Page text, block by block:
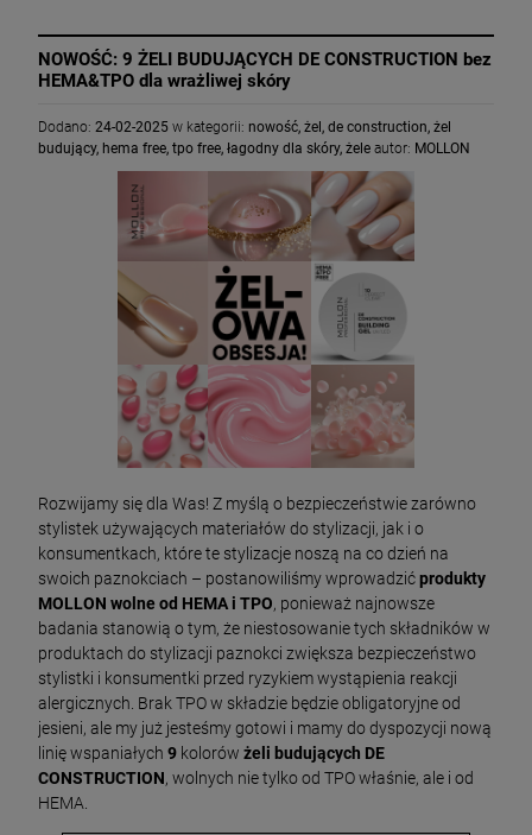
NOWOŚĆ: 9 ŻELI BUDUJĄCYCH DE CONSTRUCTION bez
HEMA&TPO dla wrażliwej skóry
Dodano: 24-02-2025 w kategorii: nowość, żel , de construction, żel
budujący, hema free, tpo free, łagodny dla skóry, żele autor: MOLLON
Rozwijamy się dla Was! Z myślą o bezpieczeństwie zarówno
stylistek używających materiałów do stylizacji, jak i o
konsumentkach, które te stylizacje noszą na co dzień na
swoich paznokciach – postanowiliśmy wprowadzićprodukty
MOLLON wolne od HEMA i TPO, ponieważ najnowsze
badania stanowią o tym, że niestosowanie tych składników w
produktach do stylizacji paznokci zwiększa bezpieczeństwo
stylistki i konsumentki przed ryzykiem wystąpienia reakcji
alergicznych. Brak TPO w składzie będzie obligatoryjne od
jesieni, ale my już jesteśmy gotowi i mamy do dyspozycji nową
linię wspaniałych 9 kolorów żeli budujących DE
CONSTRUCTION, wolnych nie tylko od TPO właśnie, ale i od
HEMA.